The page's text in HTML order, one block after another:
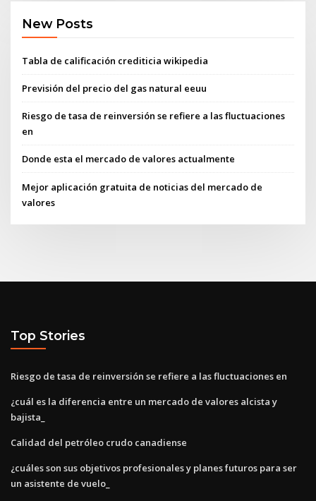
New Posts
Tabla de calificación crediticia wikipedia
Previsión del precio del gas natural eeuu
Riesgo de tasa de reinversión se refiere a las fluctuaciones
en
Donde esta el mercado de valores actualmente
Mejor aplicación gratuita de noticias del mercado de
valores
Top Stories
Riesgo de tasa de reinversión se refiere a las fluctuaciones en
¿cuál es la diferencia entre un mercado de valores alcista y
bajista_
Calidad del petróleo crudo canadiense
¿cuáles son sus objetivos profesionales y planes futuros para ser
un asistente de vuelo_